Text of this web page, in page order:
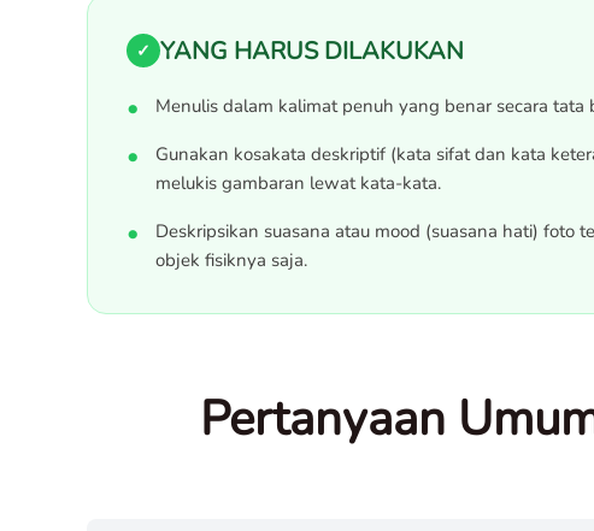
✓ YANG HARUS DILAKUKAN
Menulis dalam kalimat penuh yang benar secara tata
Gunakan kosakata deskriptif (kata sifat dan kata
melukis gambaran lewat kata-kata.
Deskripsikan suasana atau mood (suasana hati) foto
objek fisiknya saja.
Pertanyaan